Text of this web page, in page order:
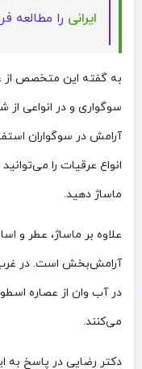
ایرانی را مطالعه
به گفته این متخصص از
سوگواری و در انواعی از
آرامش در سوگواران
انواع عرقیات را
ماساژ دهید.
علاوه بر ماساژ، عطر و
آرامش‌بخش است. در غرب
در آب وان از عصاره
می‌کنند.
دکتر رضایی در پاسخ